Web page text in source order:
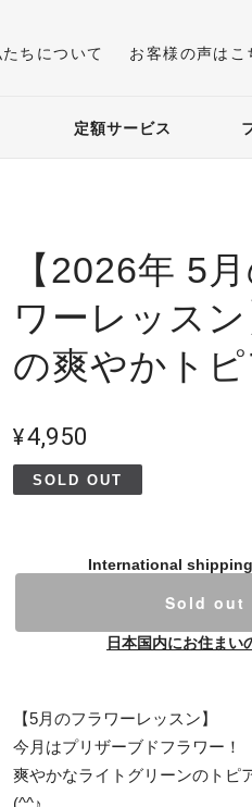
たちについて お客様の声はこ
定額サービス
【2026年 5
ワーレッス
の爽やかト
¥4,950
SOLD OUT
International
Sold out
日本国内にお住まい
【5月のフラワーレッスン】
今月はプリザーブドフラワー！
爽やかなライトグリーンのトピ